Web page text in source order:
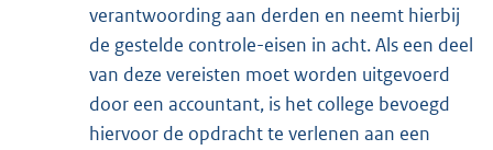
verantwoording aan derden en neemt hierbij
de gestelde controle-eisen in acht. Als een deel
van deze vereisten moet worden uitgevoerd
door een accountant, is het college bevoegd
hiervoor de opdracht te verlenen aan een